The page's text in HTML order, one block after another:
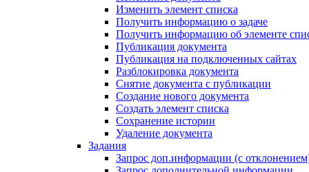
Изменить элемент списка
Получить информацию о задаче
Получить информацию об элементе
Публикация документа
Публикация на подключенных сайтах
Разблокировка документа
Снятие документа с публикации
Создание нового документа
Создать элемент списка
Сохранение истории
Удаление документа
Задания
Запрос доп.информации (с